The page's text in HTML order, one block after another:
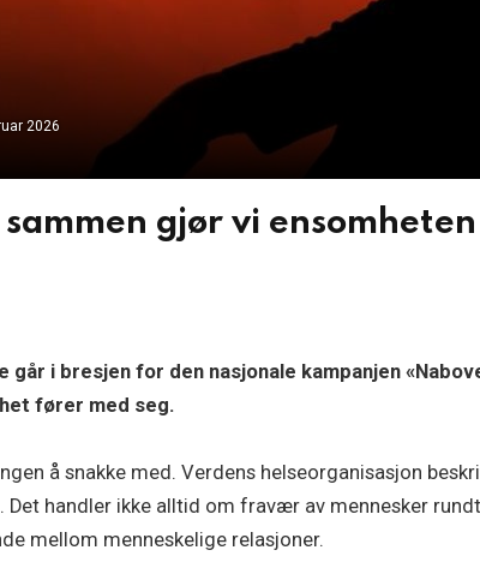
2026
sammen gjør vi
går i bresjen for den nasjonale kampanjen
fører med seg.
å snakke med. Verdens helseorganisasjon
handler ikke alltid om fravær av mennesker
mellom menneskelige relasjoner.